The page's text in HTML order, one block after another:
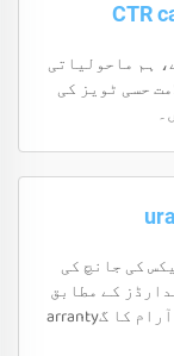
ہم ماحولیاتی
حسی ٹویز کی
کی جانچ کی
کے مطابق
ہوتی ہے، والدین اور کیر گائیوز کے لئے آرام کا گarranty